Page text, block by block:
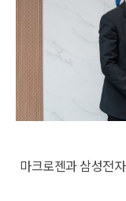
마크로젠과 삼성전